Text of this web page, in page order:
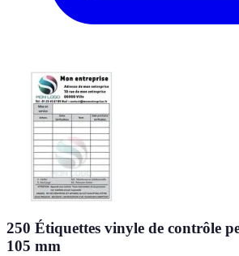
250 Étiquettes vinyle de contrôle
105 mm